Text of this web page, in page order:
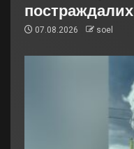
постраждалих
07.08.2026 soel